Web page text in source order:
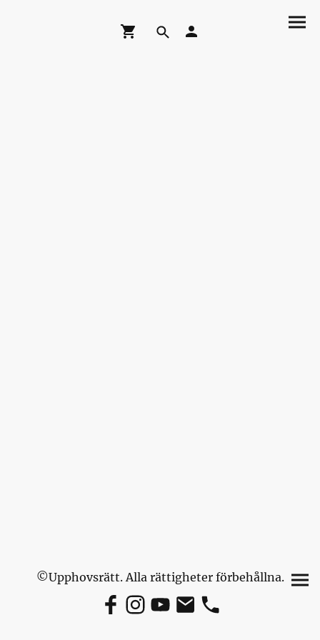
©Upphovsrätt. Alla rättigheter förbehållna.